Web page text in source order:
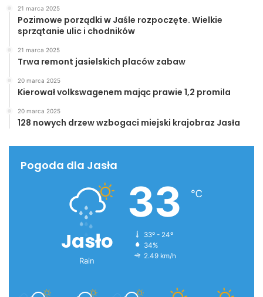
21 marca 2025
Pozimowe porządki w Jaśle rozpoczęte. Wielkie
sprzątanie ulic i chodników
21 marca 2025
Trwa remont jasielskich placów zabaw
20 marca 2025
Kierował volkswagenem mając prawie 1,2 promila
20 marca 2025
128 nowych drzew wzbogaci miejski krajobraz Jasła
Pogoda dla Jasła
Jasło
Rain
33 ℃
33º - 24º
34%
2.49 km/h